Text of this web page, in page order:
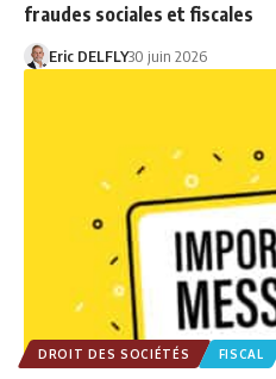
fraudes sociales et fiscales
Eric DELFLY30 juin 2026
DROIT DES SOCIÉTÉS FISCAL